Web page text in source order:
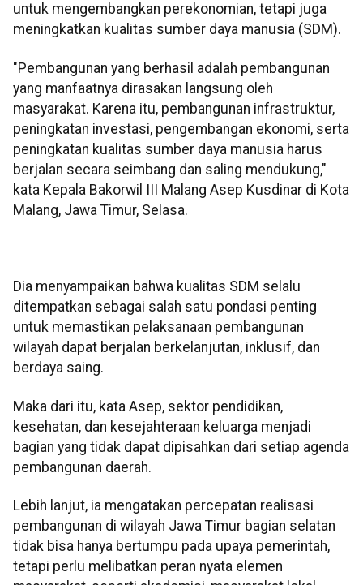
untuk mengembangkan perekonomian, tetapi juga
meningkatkan kualitas sumber daya manusia (SDM).
"Pembangunan yang berhasil adalah pembangunan
yang manfaatnya dirasakan langsung oleh
masyarakat. Karena itu, pembangunan infrastruktur,
peningkatan investasi, pengembangan ekonomi, serta
peningkatan kualitas sumber daya manusia harus
berjalan secara seimbang dan saling mendukung,"
kata Kepala Bakorwil III Malang Asep Kusdinar di Kota
Malang, Jawa Timur, Selasa.
Dia menyampaikan bahwa kualitas SDM selalu
ditempatkan sebagai salah satu pondasi penting
untuk memastikan pelaksanaan pembangunan
wilayah dapat berjalan berkelanjutan, inklusif, dan
berdaya saing.
Maka dari itu, kata Asep, sektor pendidikan,
kesehatan, dan kesejahteraan keluarga menjadi
bagian yang tidak dapat dipisahkan dari setiap agenda
pembangunan daerah.
Lebih lanjut, ia mengatakan percepatan realisasi
pembangunan di wilayah Jawa Timur bagian selatan
tidak bisa hanya bertumpu pada upaya pemerintah,
tetapi perlu melibatkan peran nyata elemen